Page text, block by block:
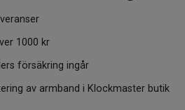
1000 kr
försäkring ingår
av armband i Klockmaster butik